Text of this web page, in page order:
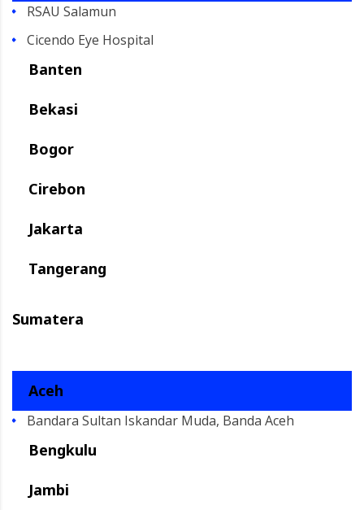
RSAU Salamun
Cicendo Eye Hospital
Banten
Bekasi
Bogor
Cirebon
Jakarta
Tangerang
Sumatera
Aceh
Bandara Sultan Iskandar Muda, Banda Aceh
Bengkulu
Jambi